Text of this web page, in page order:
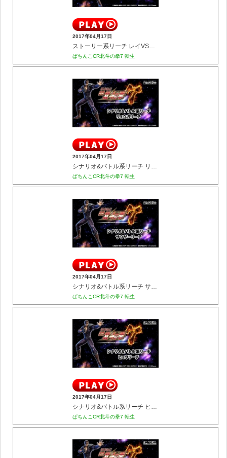
2017年04月17日
ストーリー系リーチ レイVSラオウリーチ
ぱちんこCR北斗の拳7 転生
2017年04月17日
シナリオ&バトル系リーチ リュウガリーチ
ぱちんこCR北斗の拳7 転生
2017年04月17日
シナリオ&バトル系リーチ サウザーリーチ
ぱちんこCR北斗の拳7 転生
2017年04月17日
シナリオ&バトル系リーチ ヒョウリーチ
ぱちんこCR北斗の拳7 転生